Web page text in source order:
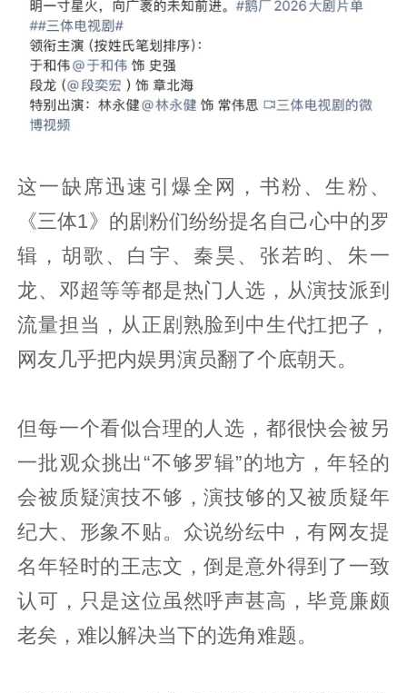
这一缺席迅速引爆全网，书粉、生粉、
《三体1》的剧粉们纷纷提名自己心中的罗
辑，胡歌、白宇、秦昊、张若昀、朱一
龙、邓超等等都是热门人选，从演技派到
流量担当，从正剧熟脸到中生代扛把子，
网友几乎把内娱男演员翻了个底朝天。
但每一个看似合理的人选，都很快会被另
一批观众挑出“不够罗辑”的地方，年轻的
会被质疑演技不够，演技够的又被质疑年
纪大、形象不贴。众说纷纭中，有网友提
名年轻时的王志文，倒是意外得到了一致
认可，只是这位虽然呼声甚高，毕竟廉颇
老矣，难以解决当下的选角难题。